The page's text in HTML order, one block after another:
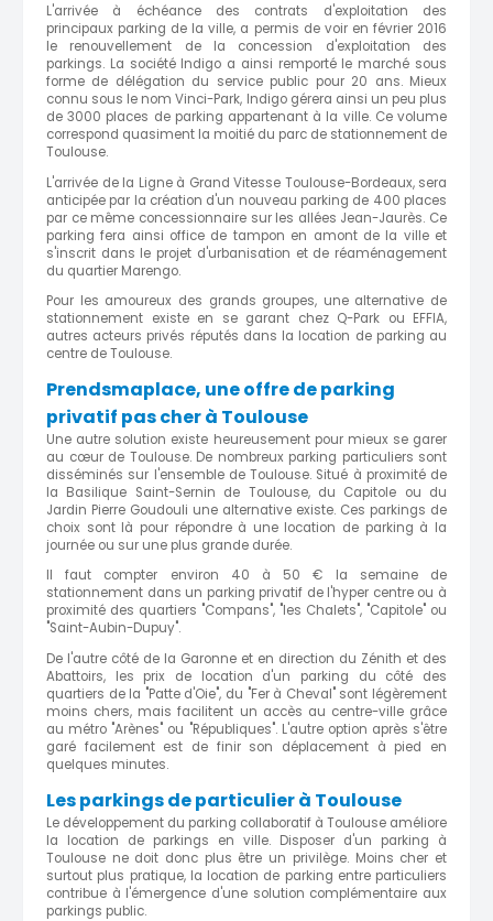
L'arrivée à échéance des contrats d'exploitation des
principaux parking de la ville, a permis de voir en février 2016
le renouvellement de la concession d'exploitation des
parkings. La société Indigo a ainsi remporté le marché sous
forme de délégation du service public pour 20 ans. Mieux
connu sous le nom Vinci-Park, Indigo gérera ainsi un peu plus
de 3000 places de parking appartenant à la ville. Ce volume
correspond quasiment la moitié du parc de stationnement de
Toulouse.
L'arrivée de la Ligne à Grand Vitesse Toulouse-Bordeaux, sera
anticipée par la création d'un nouveau parking de 400 places
par ce même concessionnaire sur les allées Jean-Jaurès. Ce
parking fera ainsi office de tampon en amont de la ville et
s'inscrit dans le projet d'urbanisation et de réaménagement
du quartier Marengo.
Pour les amoureux des grands groupes, une alternative de
stationnement existe en se garant chez Q-Park ou EFFIA,
autres acteurs privés réputés dans la location de parking au
centre de Toulouse.
Prendsmaplace, une offre de parking
privatif pas cher à Toulouse
Une autre solution existe heureusement pour mieux se garer
au cœur de Toulouse. De nombreux parking particuliers sont
disséminés sur l'ensemble de Toulouse. Situé à proximité de
la Basilique Saint-Sernin de Toulouse, du Capitole ou du
Jardin Pierre Goudouli une alternative existe. Ces parkings de
choix sont là pour répondre à une location de parking à la
journée ou sur une plus grande durée.
Il faut compter environ 40 à 50 € la semaine de
stationnement dans un parking privatif de l'hyper centre ou à
proximité des quartiers "Compans", "les Chalets", "Capitole" ou
"Saint-Aubin-Dupuy".
De l'autre côté de la Garonne et en direction du Zénith et des
Abattoirs, les prix de location d'un parking du côté des
quartiers de la "Patte d'Oie", du "Fer à Cheval" sont légèrement
moins chers, mais facilitent un accès au centre-ville grâce
au métro "Arènes" ou "Républiques". L'autre option après s'être
garé facilement est de finir son déplacement à pied en
quelques minutes.
Les parkings de particulier à Toulouse
Le développement du parking collaboratif à Toulouse améliore
la location de parkings en ville. Disposer d'un parking à
Toulouse ne doit donc plus être un privilège. Moins cher et
surtout plus pratique, la location de parking entre particuliers
contribue à l'émergence d'une solution complémentaire aux
parkings public.